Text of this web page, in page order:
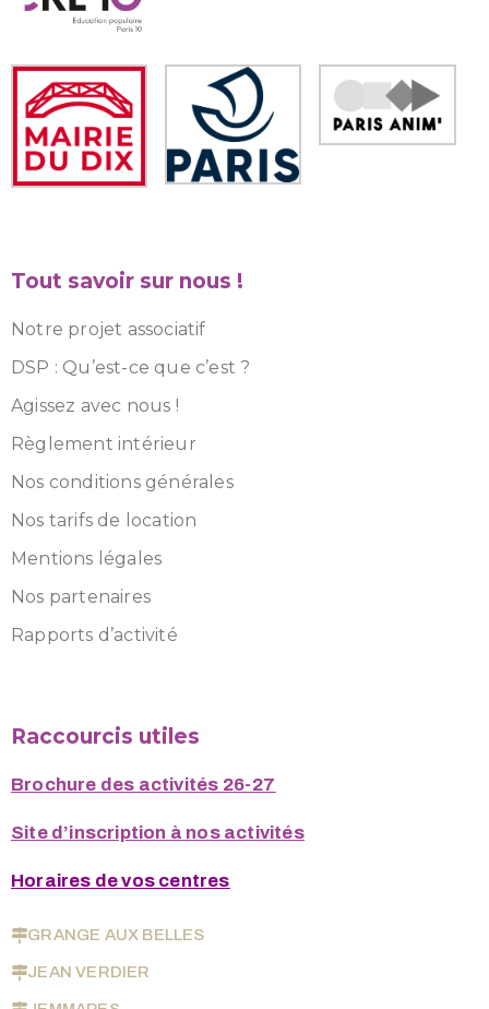
Tout savoir sur nous !
Notre projet associatif
DSP : Qu’est-ce que c’est ?
Agissez avec nous !
Règlement intérieur
Nos conditions générales
Nos tarifs de location
Mentions légales
Nos partenaires
Rapports d’activité
Raccourcis utiles
Brochure des activités 26-27
Site d’inscription à nos activités
Horaires de vos centres
GRANGE AUX BELLES
JEAN VERDIER